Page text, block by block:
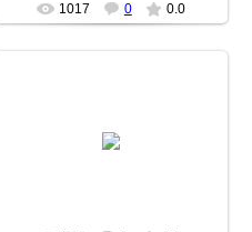
1017 0 0.0